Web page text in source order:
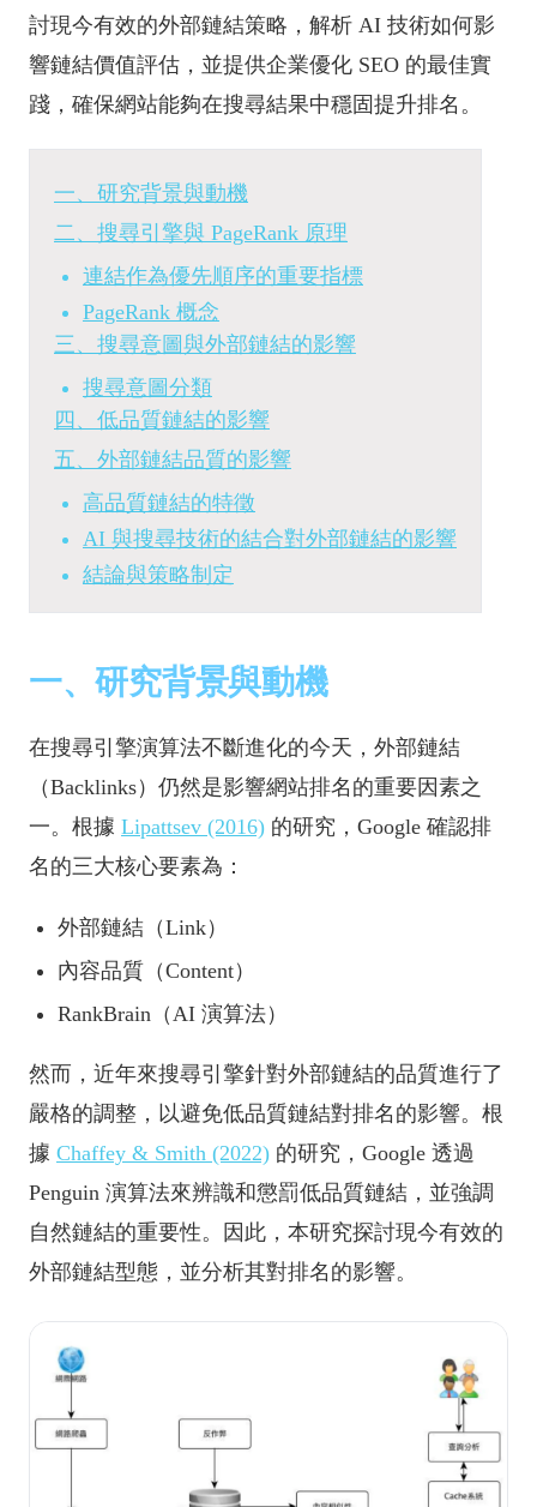
討現今有效的外部鏈結策略，解析 AI 技術如何影
響鏈結價值評估，並提供企業優化 SEO 的最佳實
踐，確保網站能夠在搜尋結果中穩固提升排名。
一、研究背景與動機
二、搜尋引擎與 PageRank 原理
連結作為優先順序的重要指標
PageRank 概念
三、搜尋意圖與外部鏈結的影響
搜尋意圖分類
四、低品質鏈結的影響
五、外部鏈結品質的影響
高品質鏈結的特徵
AI 與搜尋技術的結合對外部鏈結的影響
結論與策略制定
一、研究背景與動機
在搜尋引擎演算法不斷進化的今天，外部鏈結
（Backlinks）仍然是影響網站排名的重要因素之
一。根據 Lipattsev (2016) 的研究，Google 確認排
名的三大核心要素為：
外部鏈結（Link）
內容品質（Content）
RankBrain（AI 演算法）
然而，近年來搜尋引擎針對外部鏈結的品質進行了
嚴格的調整，以避免低品質鏈結對排名的影響。根
據 Chaffey & Smith (2022) 的研究，Google 透過
Penguin 演算法來辨識和懲罰低品質鏈結，並強調
自然鏈結的重要性。因此，本研究探討現今有效的
外部鏈結型態，並分析其對排名的影響。